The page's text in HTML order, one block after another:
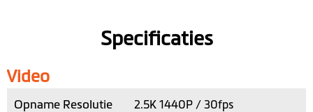
Specificaties
Video
Opname Resolutie
2.5K 1440P / 30fps